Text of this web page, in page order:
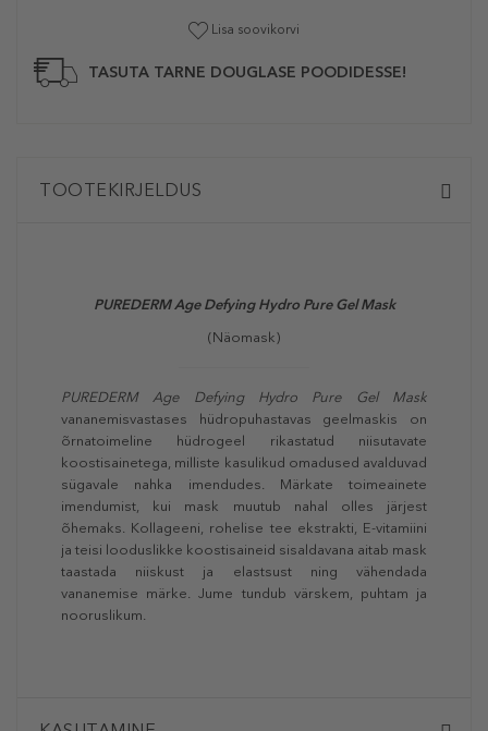
Lisa soovikorvi
TASUTA TARNE DOUGLASE POODIDESSE!
TOOTEKIRJELDUS
PUREDERMAge Defying Hydro Pure Gel Mask
(Näomask)
PUREDERMAge Defying Hydro Pure Gel Mask
vananemisvastases hüdropuhastavas geelmaskis on
õrnatoimeline hüdrogeel rikastatud niisutavate
koostisainetega, milliste kasulikud omadused avalduvad
sügavale nahka imendudes. Märkate toimeainete
imendumist, kui mask muutub nahal olles järjest
õhemaks. Kollageeni, rohelise tee ekstrakti, E-vitamiini
ja teisi looduslikke koostisaineid sisaldavana aitab mask
taastada niiskust ja elastsust ning vähendada
vananemise märke. Jume tundub värskem, puhtam ja
nooruslikum.